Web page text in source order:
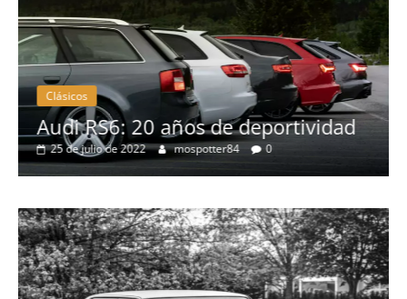
Clásicos
Audi RS6: 20 años de deportividad
25 de julio de 2022 mospotter84 0